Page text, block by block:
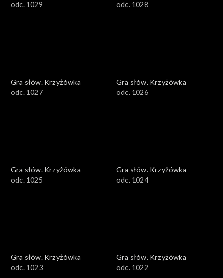
odc. 1029
odc. 1028
Gra słów. Krzyżówka
odc. 1027
Gra słów. Krzyżówka
odc. 1026
Gra słów. Krzyżówka
odc. 1025
Gra słów. Krzyżówka
odc. 1024
Gra słów. Krzyżówka
odc. 1023
Gra słów. Krzyżówka
odc. 1022